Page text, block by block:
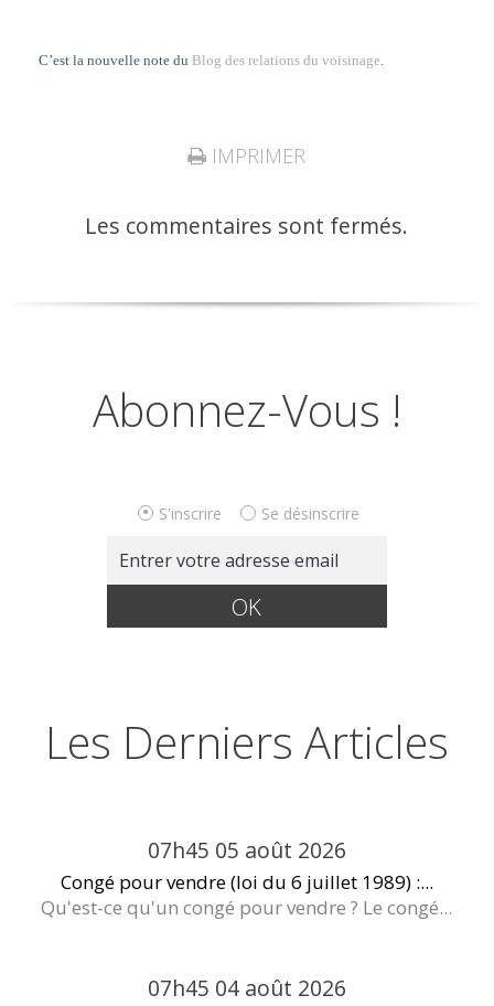
C’est la nouvelle note du Blog des relations du voisinage.
IMPRIMER
Les commentaires sont fermés.
Abonnez-Vous !
S'inscrire Se désinscrire
Les Derniers Articles
07h45 05 août 2026
Congé pour vendre (loi du 6 juillet 1989) :...
Qu'est-ce qu'un congé pour vendre ? Le congé...
07h45 04 août 2026